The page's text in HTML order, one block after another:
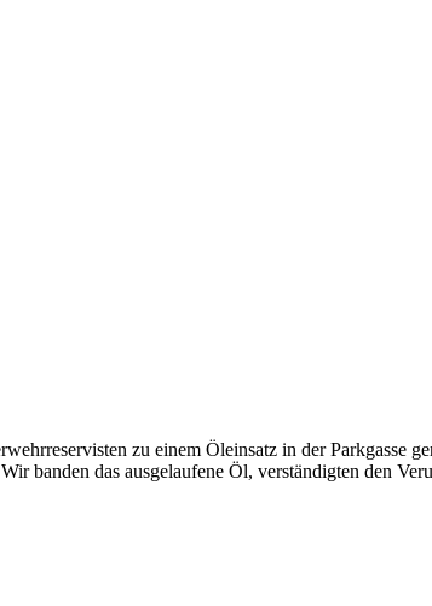
zu einem Öleinsatz in der Parkgasse
banden das ausgelaufene Öl, verständigten den